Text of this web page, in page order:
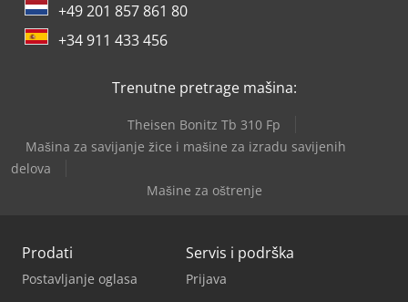
+49 201 857 861 80
+34 911 433 456
Trenutne pretrage mašina:
Theisen Bonitz Tb 310 Fp
Mašina za savijanje žice i mašine za izradu savijenih
delova
Mašine za oštrenje
Prodati
Postavljanje oglasa
Servis i podrška
Prijava